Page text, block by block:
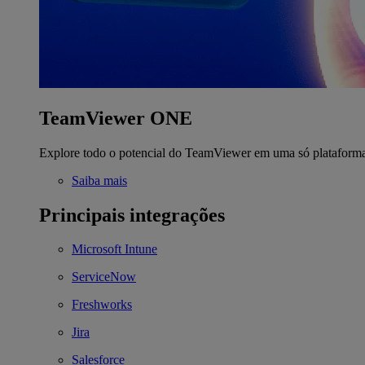
TeamViewer ONE
Explore todo o potencial do TeamViewer em uma só
Saiba mais
Principais integrações
Microsoft Intune
ServiceNow
Freshworks
Jira
Salesforce